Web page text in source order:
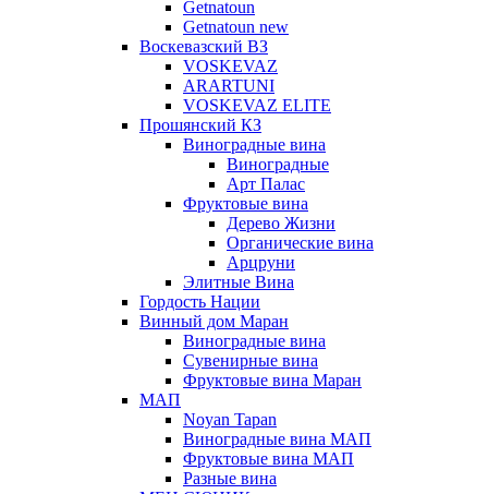
Getnatoun
Getnatoun new
Воскевазский ВЗ
VOSKEVAZ
ARARTUNI
VOSKEVAZ ELITE
Прошянский КЗ
Виноградные вина
Виноградные
Арт Палас
Фруктовые вина
Дерево Жизни
Органические вина
Арцруни
Элитные Вина
Гордость Нации
Винный дом Маран
Виноградные вина
Сувенирные вина
Фруктовые вина Маран
МАП
Noyan Tapan
Виноградные вина МАП
Фруктовые вина МАП
Разные вина